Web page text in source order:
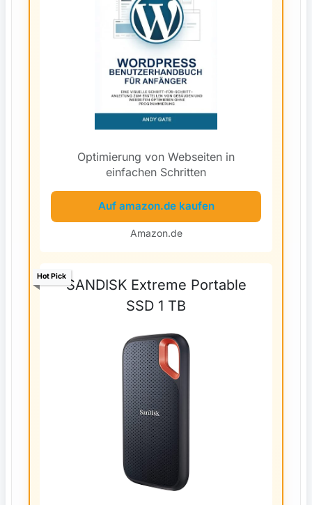
Optimierung von Webseiten in
einfachen Schritten
Auf amazon.de kaufen
Amazon.de
SANDISK Extreme Portable
SSD 1 TB
Hot Pick